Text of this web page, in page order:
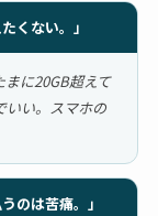
くない。」
まに20GB超えて
いい。スマホの
のは苦痛。」